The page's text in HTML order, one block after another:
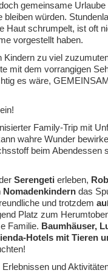
gemeinsame
würden.
Haut schrumpelt, ist oft
vorgestellt haben.
Kindern zu viel
mit dem vorrangigen
es wäre,
Family-Trip mit
wahre Wunder
beim Abendessen
Serengeti erleben,
Nomadenkindern das
und trotzdem
Platz zum
Familie. Baumhäuser,
Hotels mit Tieren
und